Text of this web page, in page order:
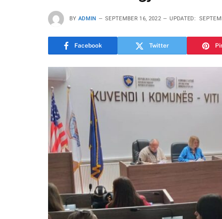
BY ADMIN SEPTEMBER 16, 2022 UPDATED:
Facebook Twitter